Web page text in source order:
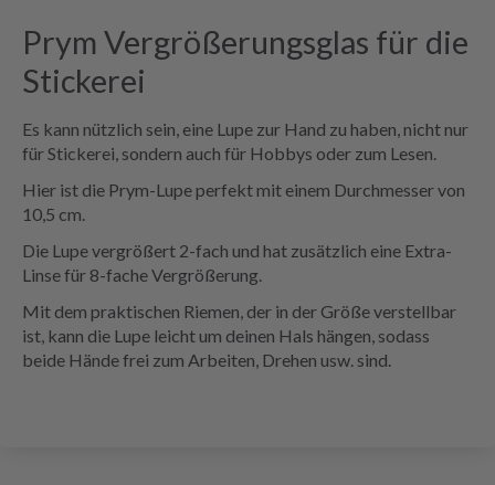
Prym Vergrößerungsglas für die
Stickerei
Es kann nützlich sein, eine Lupe zur Hand zu haben, nicht nur
für Stickerei, sondern auch für Hobbys oder zum Lesen.
Hier ist die Prym-Lupe perfekt mit einem Durchmesser von
10,5 cm.
Die Lupe vergrößert 2-fach und hat zusätzlich eine Extra-
Linse für 8-fache Vergrößerung.
Mit dem praktischen Riemen, der in der Größe verstellbar
ist, kann die Lupe leicht um deinen Hals hängen, sodass
beide Hände frei zum Arbeiten, Drehen usw. sind.